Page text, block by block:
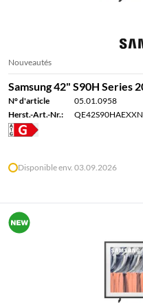
Nouveautés
Samsung 42" S90H Series
N° d'article
05.01.0958
Herst.-Art.-Nr.:
QE42S90HAEXXN
Disponible env. 03.09.2026